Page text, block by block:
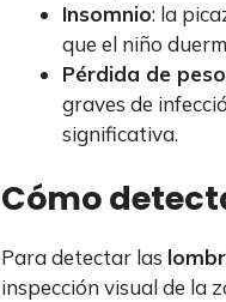
Insomnio: la
que el niño
Pérdida de peso
graves de
significativa.
Cómo
Para detectar las
inspección visual de la